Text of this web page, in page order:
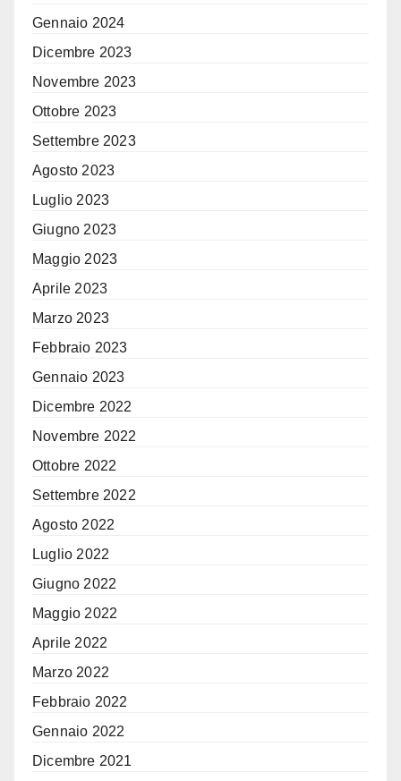
Gennaio 2024
Dicembre 2023
Novembre 2023
Ottobre 2023
Settembre 2023
Agosto 2023
Luglio 2023
Giugno 2023
Maggio 2023
Aprile 2023
Marzo 2023
Febbraio 2023
Gennaio 2023
Dicembre 2022
Novembre 2022
Ottobre 2022
Settembre 2022
Agosto 2022
Luglio 2022
Giugno 2022
Maggio 2022
Aprile 2022
Marzo 2022
Febbraio 2022
Gennaio 2022
Dicembre 2021